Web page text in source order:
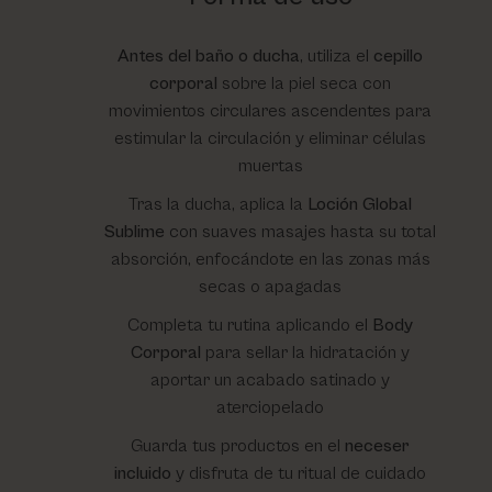
Antes del baño o ducha, utiliza el cepillo
corporal sobre la piel seca con
movimientos circulares ascendentes para
estimular la circulación y eliminar células
muertas
Tras la ducha, aplica la Loción Global
Sublime con suaves masajes hasta su total
absorción, enfocándote en las zonas más
secas o apagadas
Completa tu rutina aplicando el Body
Corporal para sellar la hidratación y
aportar un acabado satinado y
aterciopelado
Guarda tus productos en el neceser
incluido y disfruta de tu ritual de cuidado